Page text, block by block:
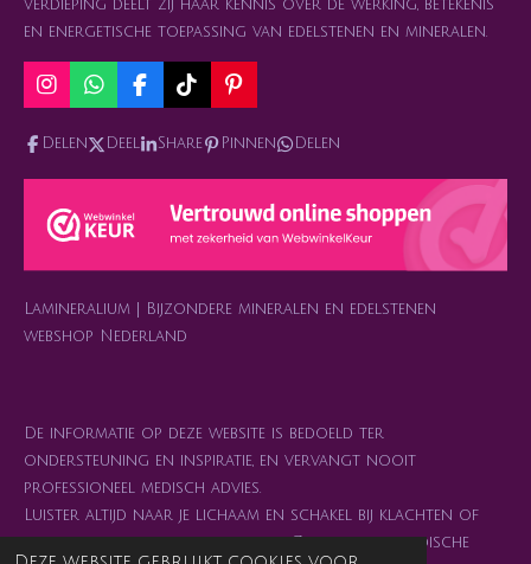
verdieping deelt zij haar kennis over de werking, betekenis
en energetische toepassing van edelstenen en mineralen.
I
s
a
r
a
W
a
t
s
p
p
F
c
e
b
T
k
o
P
n
e
e
s
Delen Deel Share Pinnen Delen
Lamineralium | Bijzondere mineralen en edelstenen
webshop Nederland
De informatie op deze website is bedoeld ter
ondersteuning en inspiratie, en vervangt nooit
professioneel medisch advies.
Luister altijd naar je lichaam en schakel bij klachten of
twijfel je arts of behandelaar in. Zelfzorg en medische